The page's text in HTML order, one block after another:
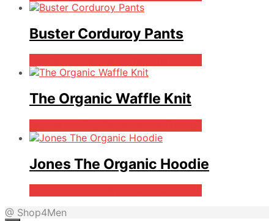
Buster Corduroy Pants
The Organic Waffle Knit
Jones The Organic Hoodie
@ Shop4Men